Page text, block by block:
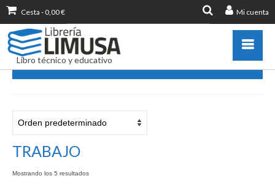
Mi cuenta
Cesta - 0,00€
Buscar
por:
Libro técnico y educativo
Destacados
Libros más vendidos
Publicar con nosotros
TRABAJO
Mostrando los 5 resultados